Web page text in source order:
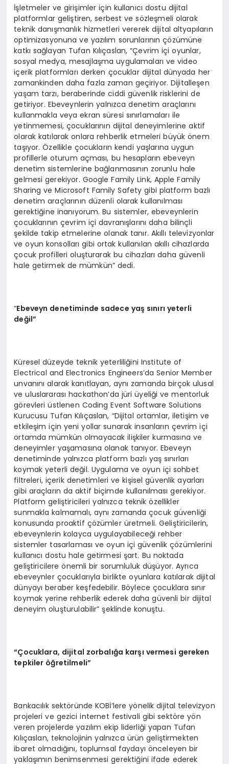
İşletmeler ve girişimler için kullanıcı dostu dijital
platformlar geliştiren, serbest ve sözleşmeli olarak
teknik danışmanlık hizmetleri vererek dijital altyapıların
optimizasyonuna ve yazılım sorunlarının çözümüne
katkı sağlayan Tufan Kılıçaslan, “Çevrim içi oyunlar,
sosyal medya, mesajlaşma uygulamaları ve video
içerik platformları derken çocuklar dijital dünyada her
zamankinden daha fazla zaman geçiriyor. Dijitalleşen
yaşam tarzı, beraberinde ciddi güvenlik risklerini de
getiriyor. Ebeveynlerin yalnızca denetim araçlarını
kullanmakla veya ekran süresi sınırlamaları ile
yetinmemesi, çocuklarının dijital deneyimlerine aktif
olarak katılarak onlara rehberlik etmeleri büyük önem
taşıyor. Özellikle çocukların kendi yaşlarına uygun
profillerle oturum açması, bu hesapların ebeveyn
denetim sistemlerine bağlanmasının zorunlu hale
gelmesi gerekiyor. Google Family Link, Apple Family
Sharing ve Microsoft Family Safety gibi platform bazlı
denetim araçlarının düzenli olarak kullanılması
gerektiğine inanıyorum. Bu sistemler, ebeveynlerin
çocuklarının çevrim içi davranışlarını daha bilinçli
şekilde takip etmelerine olanak tanır. Akıllı televizyonlar
ve oyun konsolları gibi ortak kullanılan akıllı cihazlarda
çocuk profilleri oluşturarak bu cihazları daha güvenli
hale getirmek de mümkün” dedi.
“Ebeveyn denetiminde sadece yaş sınırı yeterli
değil”
Küresel düzeyde teknik yeterliliğini Institute of
Electrical and Electronics Engineers’da Senior Member
unvanını alarak kanıtlayan, aynı zamanda birçok ulusal
ve uluslararası hackathon’da jüri üyeliği ve mentorluk
görevleri üstlenen Coding Event Software Solutions
Kurucusu Tufan Kılıçaslan, “Dijital ortamlar, iletişim ve
etkileşim için yeni yollar sunarak insanların çevrim içi
ortamda mümkün olmayacak ilişkiler kurmasına ve
deneyimler yaşamasına olanak tanıyor. Ebeveyn
denetiminde yalnızca platform bazlı yaş sınırları
koymak yeterli değil. Uygulama ve oyun içi sohbet
filtreleri, içerik denetimleri ve kişisel güvenlik ayarları
gibi araçların da aktif biçimde kullanılması gerekiyor.
Platform geliştiricileri yalnızca teknik özellikler
sunmakla kalmamalı, aynı zamanda çocuk güvenliği
konusunda proaktif çözümler üretmeli. Geliştiricilerin,
ebeveynlerin kolayca uygulayabileceği rehber
sistemler tasarlaması ve oyun içi güvenlik çözümlerini
kullanıcı dostu hale getirmesi şart. Bu noktada
geliştiricilere önemli bir sorumluluk düşüyor. Ayrıca
ebeveynler çocuklarıyla birlikte oyunlara katılarak dijital
dünyayı beraber keşfedebilir. Böylece çocuklara sınır
koymak yerine rehberlik ederek daha güvenli bir dijital
deneyim oluşturulabilir” şeklinde konuştu.
“Çocuklara, dijital zorbalığa karşı vermesi gereken
tepkiler öğretilmeli”
Bankacılık sektöründe KOBİ’lere yönelik dijital televizyon
projeleri ve gezici internet festivali gibi sektöre yön
veren projelerde yazılım ekip liderliği yapan Tufan
Kılıçaslan, teknolojinin yalnızca ürün geliştirmekten
ibaret olmadığını, toplumsal faydayı önceleyen bir
yaklaşımın benimsenmesi gerektiğini ifade ederek